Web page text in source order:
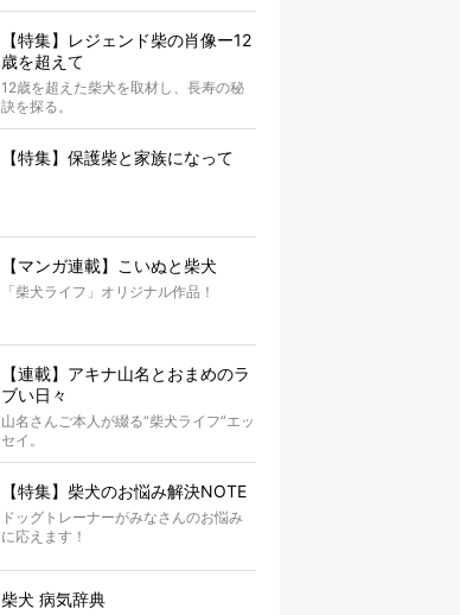
【特集】レジェンド柴の肖像ー12
歳を超えて
12歳を超えた柴犬を取材し、長寿の秘
訣を探る。
【特集】保護柴と家族になって
【マンガ連載】こいぬと柴犬
「柴犬ライフ」オリジナル作品！
【連載】アキナ山名とおまめのラ
ブい日々
山名さんご本人が綴る“柴犬ライフ”エッ
セイ。
【特集】柴犬のお悩み解決NOTE
ドッグトレーナーがみなさんのお悩み
に応えます！
柴犬 病気辞典